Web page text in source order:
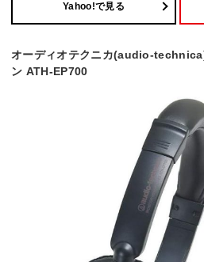
Yahoo!で見る
オーディオテクニカ(audio-
ン ATH-EP700